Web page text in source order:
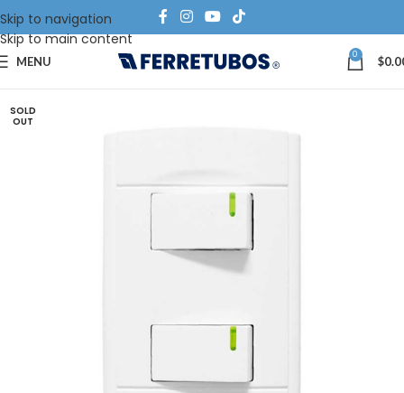
Skip to navigation
Skip to main content
MENU 0 $
SOLD
OUT